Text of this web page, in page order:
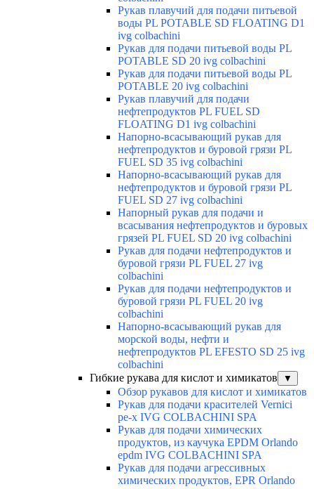
Рукав плавучий для подачи питьевой
воды PL POTABLE SD FLOATING D1
ivg colbachini
Рукав для подачи питьевой воды PL
POTABLE SD 20 ivg colbachini
Рукав для подачи питьевой воды PL
POTABLE 20 ivg colbachini
Рукав плавучий для подачи
нефтепродуктов PL FUEL SD
FLOATING D1 ivg colbachini
Напорно-всасывающий рукав для
нефтепродуктов и буровой грязи PL
FUEL SD 35 ivg colbachini
Напорно-всасывающий рукав для
нефтепродуктов и буровой грязи PL
FUEL SD 27 ivg colbachini
Напорный рукав для подачи и
всасывания нефтепродуктов и буровых
грязей PL FUEL SD 20 ivg colbachini
Рукав для подачи нефтепродуктов и
буровой грязи PL FUEL 27 ivg
colbachini
Рукав для подачи нефтепродуктов и
буровой грязи PL FUEL 20 ivg
colbachini
Напорно-всасывающий рукав для
морской воды, нефти и
нефтепродуктов PL EFESTO SD 25 ivg
colbachini
Гибкие рукава для кислот и химикатов
▼
Обзор рукавов для кислот и химикатов
Рукав для подачи красителей Vernici
pe-x IVG COLBACHINI SPA
Рукав для подачи химических
продуктов, из каучука EPDM Orlando
epdm IVG COLBACHINI SPA
Рукав для подачи агрессивных
химических продуктов, EPR Orlando